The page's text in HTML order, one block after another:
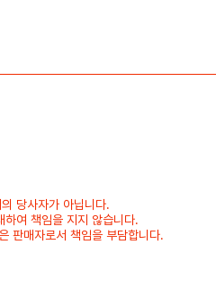
당사자가 아닙니다.
여 책임을 지지 않습니다.
판매자로서 책임을 부담합니다.